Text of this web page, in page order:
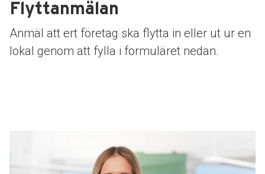
Flyttanmälan
Anmäl att ert företag ska flytta in eller ut ur en
lokal genom att fylla i formuläret nedan.